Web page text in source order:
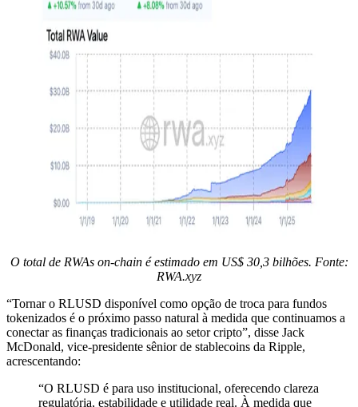
O total de RWAs on-chain é estimado em US$ 30,3 bilhões. Fonte:
RWA.xyz
“Tornar o RLUSD disponível como opção de troca para fundos
tokenizados é o próximo passo natural à medida que continuamos a
conectar as finanças tradicionais ao setor cripto”, disse Jack
McDonald, vice-presidente sênior de stablecoins da Ripple,
acrescentando:
“O RLUSD é para uso institucional, oferecendo clareza
regulatória, estabilidade e utilidade real. À medida que